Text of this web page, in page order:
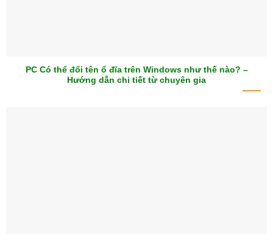
PC Có thể đổi tên ổ đĩa trên Windows như thế nào? –
Hướng dẫn chi tiết từ chuyên gia